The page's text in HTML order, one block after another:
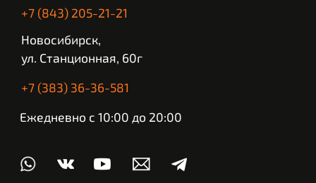
+7 (843) 205-21-21
Новосибирск,
ул. Станционная, 60г
+7 (383) 36-36-581
Ежедневно с 10:00 до 20:00